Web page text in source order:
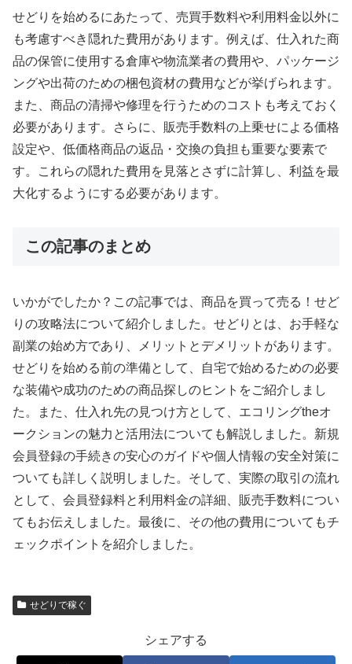
せどりを始めるにあたって、売買手数料や利用料金以外に
も考慮すべき隠れた費用があります。例えば、仕入れた商
品の保管に使用する倉庫や物流業者の費用や、パッケージ
ングや出荷のための梱包資材の費用などが挙げられます。
また、商品の清掃や修理を行うためのコストも考えておく
必要があります。さらに、販売手数料の上乗せによる価格
設定や、低価格商品の返品・交換の負担も重要な要素で
す。これらの隠れた費用を見落とさずに計算し、利益を最
大化するようにする必要があります。
この記事のまとめ
いかがでしたか？この記事では、商品を買って売る！せど
りの攻略法について紹介しました。せどりとは、お手軽な
副業の始め方であり、メリットとデメリットがあります。
せどりを始める前の準備として、自宅で始めるための必要
な装備や成功のための商品探しのヒントをご紹介しまし
た。また、仕入れ先の見つけ方として、エコリングtheオ
ークションの魅力と活用法についても解説しました。新規
会員登録の手続きの安心のガイドや個人情報の安全対策に
ついても詳しく説明しました。そして、実際の取引の流れ
として、会員登録料と利用料金の詳細、販売手数料につい
てもお伝えしました。最後に、その他の費用についてもチ
ェックポイントを紹介しました。
せどりで稼ぐ
シェアする